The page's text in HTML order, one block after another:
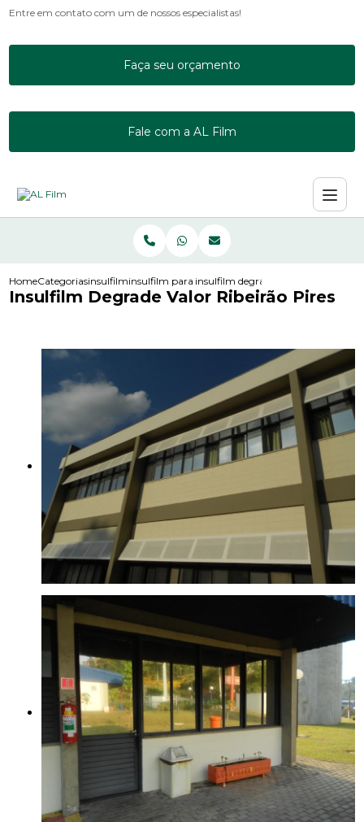
Entre em contato com um de nossos especialistas!
Faça seu orçamento
Fale com a AL Film
HomeCategoriasinsulfilminsulfilm para apartamentoinsulfilm degrade valor ribeirao pires
Insulfilm Degrade Valor Ribeirão Pires